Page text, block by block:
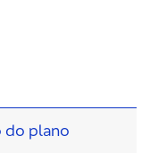
do plano